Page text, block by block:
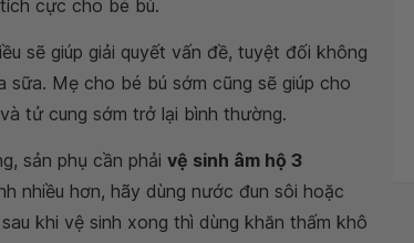
cực cho bé bú.
sẽ giúp giải quyết vấn đề, tuyệt đối không
Mẹ cho bé bú sớm cũng sẽ giúp cho
tử cung sớm trở lại bình thường.
sản phụ cần phải vệ sinh âm hộ 3
nhiều hơn, hãy dùng nước đun sôi hoặc
khi vệ sinh xong thì dùng khăn thấm khô